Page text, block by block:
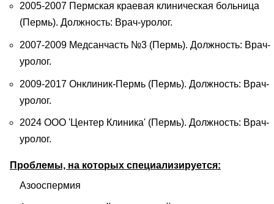
2005-2007 Пермская краевая клиническая больница
(Пермь). Должность: Врач-уролог.
2007-2009 Медсанчасть №3 (Пермь). Должность: Врач-
уролог.
2009-2017 Онклиник-Пермь (Пермь). Должность: Врач-
уролог.
2024 ООО 'Центер Клиника' (Пермь). Должность: Врач-
уролог.
Проблемы, на которых специализируется:
Азооспермия